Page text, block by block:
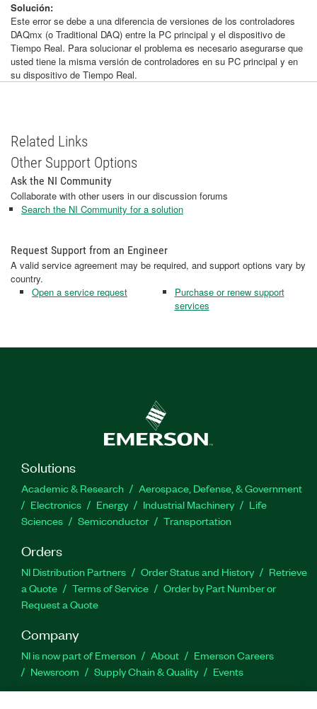
Solución:
Este error se debe a una diferencia de versiones de los controladores
DAQmx (o Traditional DAQ) entre la PC principal y el dispositivo de
Tiempo Real. Para solucionar el problema es necesario asegurarse que
usted tiene la misma versión de controladores en su PC principal y en
su dispositivo de Tiempo Real.
Related Links
Other Support Options
Ask the NI Community
Collaborate with other users in our discussion forums
Search the NI Community for a solution
Request Support from an Engineer
A valid service agreement may be required, and support options vary by
country.
Open a service request
Purchase or renew support
services
Solutions
Academic & Research
Aerospace, Defense, & Government
Electronics
Energy Industrial Machinery
Life
Sciences
Semiconductor Transportation
Orders
NI Distribution Partners Order Status and History
Retrieve
a Quote
Terms of Service
Order by Part Number or
Request a Quote
Company
NI is now part of Emerson About
Emerson Careers
Newsroom
Supply Chain & Quality Events